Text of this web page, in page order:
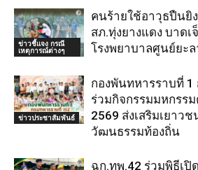
ข่าวชี้แจง กรณี
เหตุการณ์ต่างๆ
คนร้ายใช้อาวุธปืนยิ
สภ.ทุ่งยางแดง บาด
โรงพยาบาลศูนย์ยะล
ข่าวประชาสัมพันธ์
กองพันทหารราบที่ 1
ร่วมกิจกรรมมหกรร
2569 ส่งเสริมเยาว
วัฒนธรรมท้องถิ่น
ฉก.ทพ.42 ร่วมพิธีเ